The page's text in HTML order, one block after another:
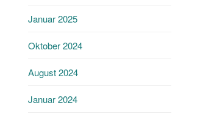
Januar 2025
Oktober 2024
August 2024
Januar 2024